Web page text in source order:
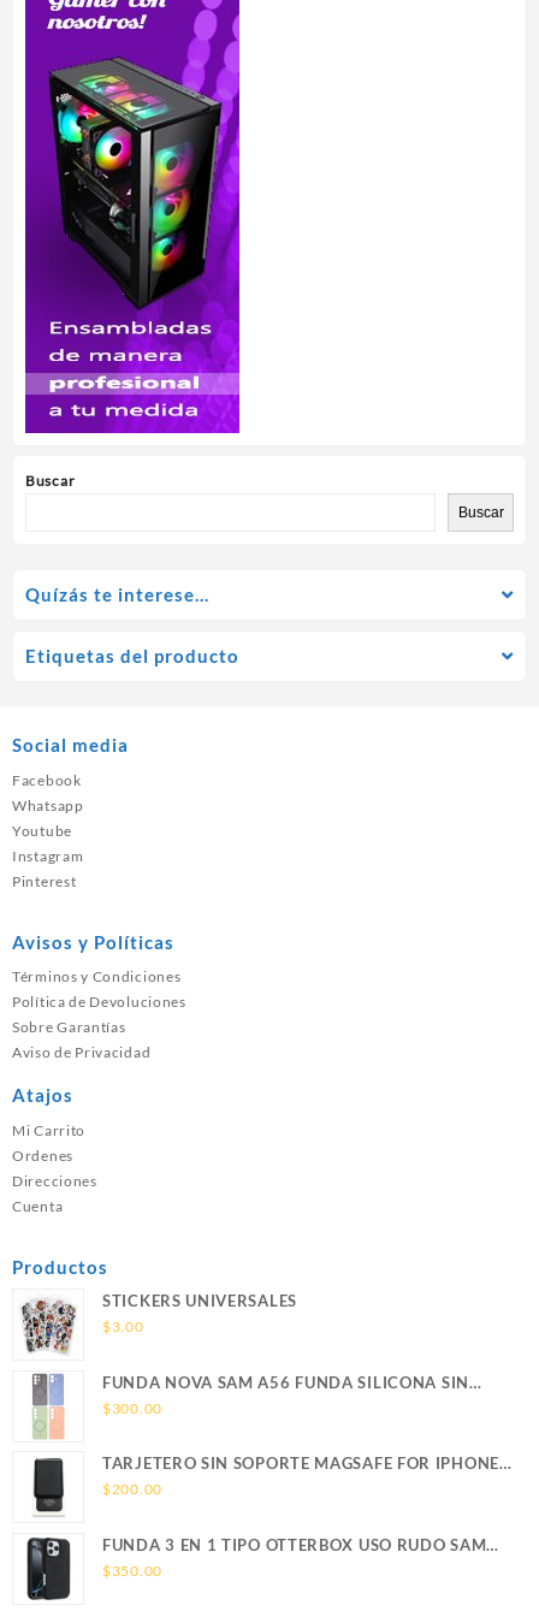
Buscar
Buscar
Quízás te interese…
Etiquetas del producto
Social media
Facebook
Whatsapp
Youtube
Instagram
Pinterest
Avisos y Políticas
Términos y Condiciones
Política de Devoluciones
Sobre Garantías
Aviso de Privacidad
Atajos
Mi Carrito
Ordenes
Direcciones
Cuenta
Productos
STICKERS UNIVERSALES
$3.00
FUNDA NOVA SAM A56 FUNDA SILICONA SIN
SOPORTE MAGNETICO SAMSUNG
$300.00
TARJETERO SIN SOPORTE MAGSAFE FOR IPHONE
LEATHER WALLET MAGSAFE
$200.00
FUNDA 3 EN 1 TIPO OTTERBOX USO RUDO SAM
S26 ULTRA SAMSUNG S26 ULTRA
$350.00